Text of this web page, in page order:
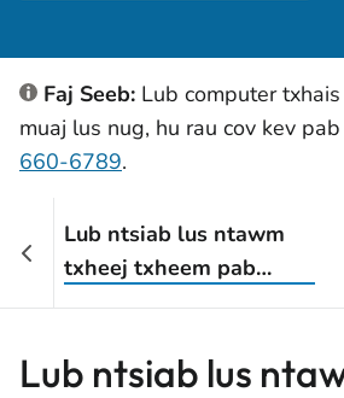
Faj Seeb: Lub computer
muaj lus nug, hu rau cov kev
660-6789.
Lub ntsiab lus ntawm
txheej txheem pab
cuam
Lub ntsiab lus